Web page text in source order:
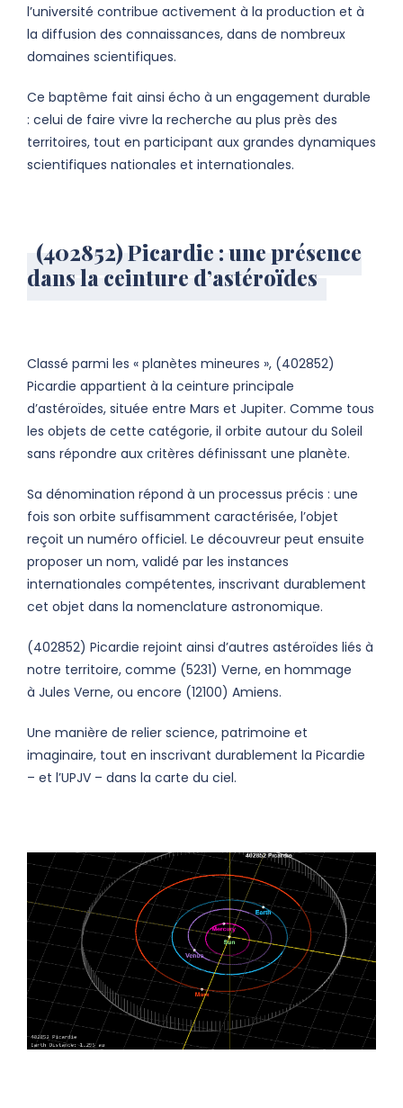
l’université contribue activement à la production et à
la diffusion des connaissances, dans de nombreux
domaines scientifiques.
Ce baptême fait ainsi écho à un engagement durable
: celui de faire vivre la recherche au plus près des
territoires, tout en participant aux grandes dynamiques
scientifiques nationales et internationales.
(402852) Picardie : une présence
dans la ceinture d’astéroïdes
Classé parmi les « planètes mineures », (402852)
Picardie appartient à la ceinture principale
d’astéroïdes, située entre Mars et Jupiter. Comme tous
les objets de cette catégorie, il orbite autour du Soleil
sans répondre aux critères définissant une planète.
Sa dénomination répond à un processus précis : une
fois son orbite suffisamment caractérisée, l’objet
reçoit un numéro officiel. Le découvreur peut ensuite
proposer un nom, validé par les instances
internationales compétentes, inscrivant durablement
cet objet dans la nomenclature astronomique.
(402852) Picardie rejoint ainsi d’autres astéroïdes liés à
notre territoire, comme (5231) Verne, en hommage
à Jules Verne, ou encore (12100) Amiens.
Une manière de relier science, patrimoine et
imaginaire, tout en inscrivant durablement la Picardie
– et l’UPJV – dans la carte du ciel.